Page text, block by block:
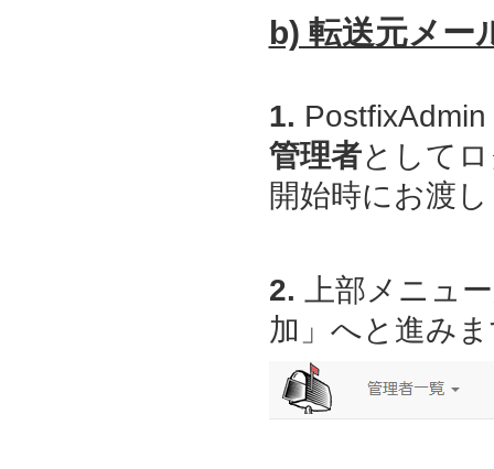
b) 転送元メー
1. PostfixAdmin
管理者として
開始時にお渡
2. 上部メニュ
加」へと進み